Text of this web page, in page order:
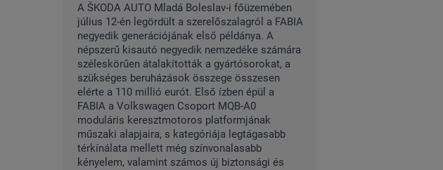
A ŠKODA AUTO Mladá Boleslav-i főüzemében
július 12-én legördült a szerelőszalagról a FABIA
negyedik generációjának első példánya. A
népszerű kisautó negyedik nemzedéke számára
széleskörűen átalakították a gyártósorokat, a
szükséges beruházások összege összesen
elérte a 110 millió eurót. Első ízben épül a
FABIA a Volkswagen Csoport MQB-A0
moduláris keresztmotoros platformjának
műszaki alapjaira, s kategóriája legtágasabb
térkínálata mellett még színvonalasabb
kényelem, valamint számos új biztonsági és